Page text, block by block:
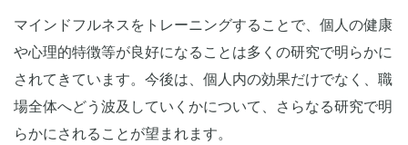
マインドフルネスをトレーニングすることで、個人の健康
や心理的特徴等が良好になることは多くの研究で明らかに
されてきています。今後は、個人内の効果だけでなく、職
場全体へどう波及していくかについて、さらなる研究で明
らかにされることが望まれます。